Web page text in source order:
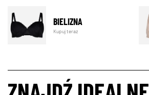
BIELIZNA
Kupuj teraz